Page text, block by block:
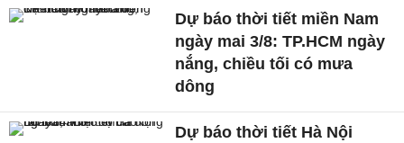
Dự báo thời tiết miền Nam
ngày mai 3/8: TP.HCM ngày
nắng, chiều tối có mưa
dông
Dự báo thời tiết Hà Nội